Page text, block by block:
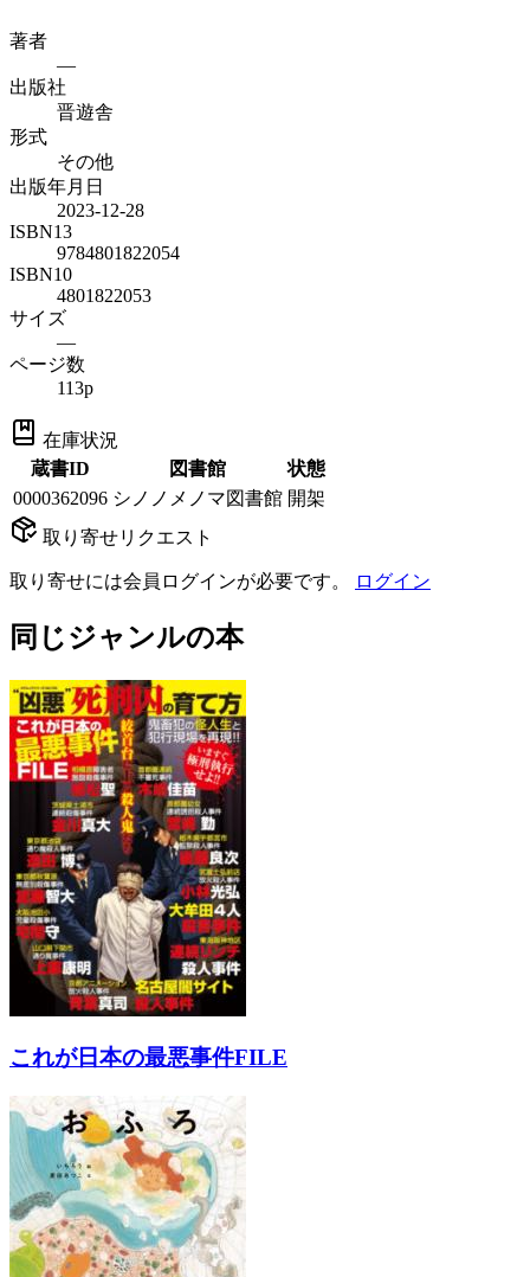
著者
—
出版社
晋遊舎
形式
その他
出版年月日
2023-12-28
ISBN13
9784801822054
ISBN10
4801822053
サイズ
—
ページ数
113p
在庫状況
蔵書ID
図書館
状態
0000362096 シノノメノマ図書館 開架
取り寄せリクエスト
取り寄せには会員ログインが必要です。 ログイン
同じジャンルの本
これが日本の最悪事件FILE